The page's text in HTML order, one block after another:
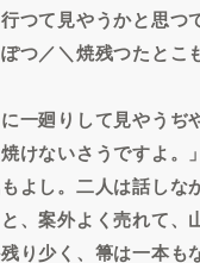
行つて見やうかと思つ
つ／＼焼残つたとこ
一廻りして見やうぢ
けないさうですよ。」
よし。二人は話しな
、案外よく売れて、
り少く、箒は一本も